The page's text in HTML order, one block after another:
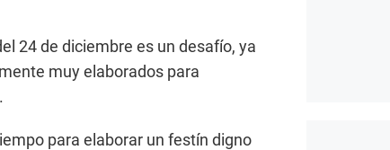
24 de diciembre es un desafío, ya
muy elaborados para
para elaborar un festín digno